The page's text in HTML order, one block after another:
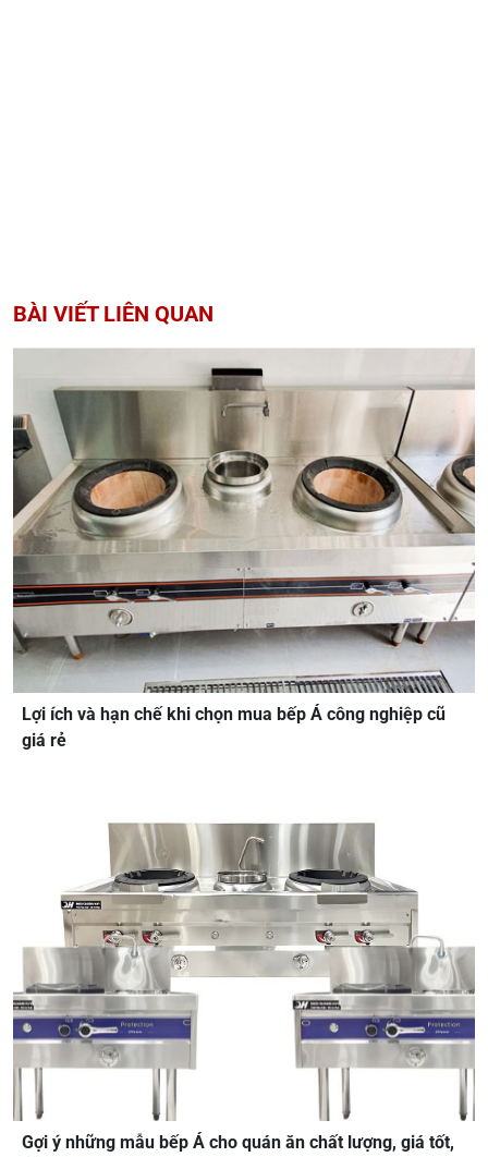
BÀI VIẾT LIÊN QUAN
Lợi ích và hạn chế khi chọn mua bếp Á công nghiệp cũ
giá rẻ
Gợi ý những mẫu bếp Á cho quán ăn chất lượng, giá tốt,